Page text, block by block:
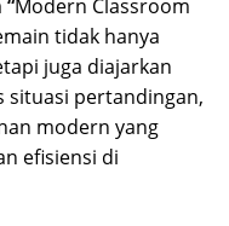
“Modern Classroom
tidak hanya
juga diajarkan
situasi pertandingan,
modern yang
efisiensi di